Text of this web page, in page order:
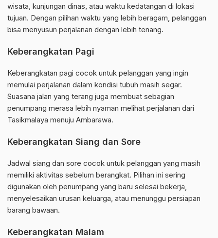
wisata, kunjungan dinas, atau waktu kedatangan di lokasi
tujuan. Dengan pilihan waktu yang lebih beragam, pelanggan
bisa menyusun perjalanan dengan lebih tenang.
Keberangkatan Pagi
Keberangkatan pagi cocok untuk pelanggan yang ingin
memulai perjalanan dalam kondisi tubuh masih segar.
Suasana jalan yang terang juga membuat sebagian
penumpang merasa lebih nyaman melihat perjalanan dari
Tasikmalaya menuju Ambarawa.
Keberangkatan Siang dan Sore
Jadwal siang dan sore cocok untuk pelanggan yang masih
memiliki aktivitas sebelum berangkat. Pilihan ini sering
digunakan oleh penumpang yang baru selesai bekerja,
menyelesaikan urusan keluarga, atau menunggu persiapan
barang bawaan.
Keberangkatan Malam